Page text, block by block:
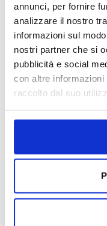
annunci, per fornire
analizzare il nostro
informazioni sul
nostri partner che si
pubblicità e social
con altre
raccolto dal suo
PRONTO
Servizi
piccioni a
I piccioni possono
per abitazioni,
Lainate. La loro